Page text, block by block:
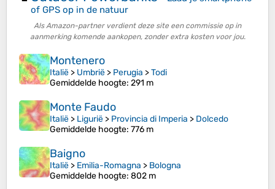
of GPS op in de natuur
Als Amazon-partner verdient deze site een commissie op in
aanmerking komende aankopen, zonder extra kosten voor jou.
Montenero
Italië > Umbrië > Perugia >Todi
Gemiddelde hoogte: 291 m
Monte Faudo
Italië > Ligurië > Provincia di Imperia > Dolcedo
Gemiddelde hoogte: 776 m
Baigno
Italië > Emilia-Romagna > Bologna
Gemiddelde hoogte: 802 m